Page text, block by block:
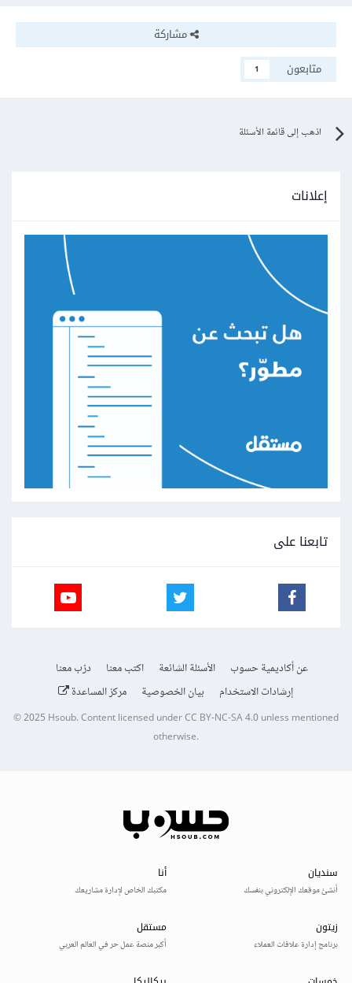
مشاركة
متابعون
1
اذهب إلى قائمة الأسئلة
إعلانات
تابعنا على
عن أكاديمية حسوب الأسئلة الشائعة اكتب معنا
درّب معنا
إرشادات الاستخدام
بيان الخصوصية مركز المساعدة
© 2025Hsoub.Content licensed underCC BY-NC-SA 4.0unless mentioned
otherwise.